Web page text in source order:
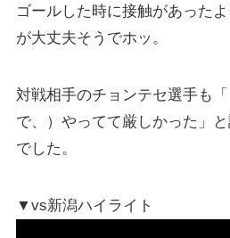
ゴールした時に接触があった
が大丈夫そうでホッ。
対戦相手のチョンテセ選手も
で、）やってて厳しかった」
でした。
▼vs新潟ハイライト